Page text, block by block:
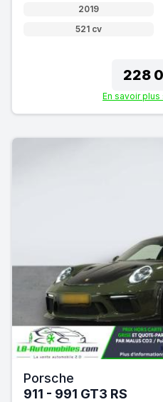
2019
521 cv
228
En savoir
Porsche
911 - 991 GT3 RS